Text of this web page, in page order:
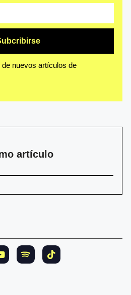
nuevos artículos de
artículo